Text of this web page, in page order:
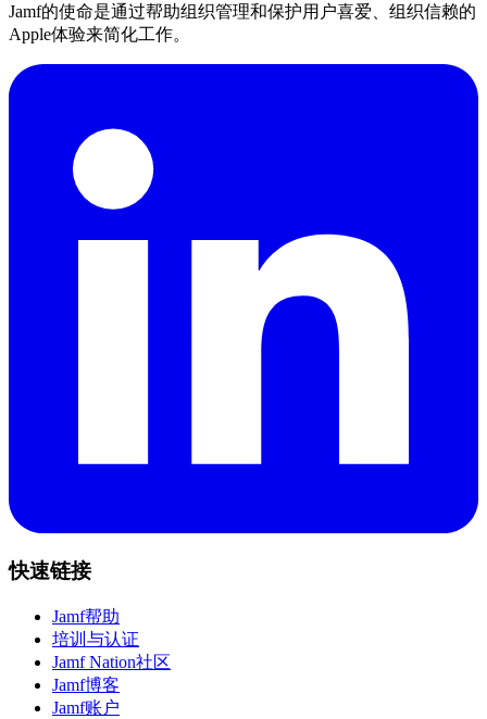
Jamf的使命是通过帮助组织管理和保护用户喜爱、组织信赖的
Apple体验来简化工作。
快速链接
Jamf帮助
培训与认证
Jamf Nation社区
Jamf博客
Jamf账户